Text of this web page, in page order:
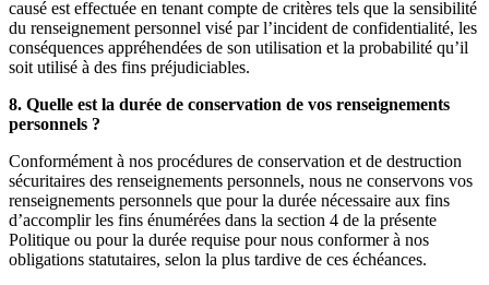
causé est effectuée en tenant compte de critères tels que la sensibilité
du renseignement personnel visé par l’incident de confidentialité, les
conséquences appréhendées de son utilisation et la probabilité qu’il
soit utilisé à des fins préjudiciables.
8. Quelle est la durée de conservation de vos renseignements
personnels ?
Conformément à nos procédures de conservation et de destruction
sécuritaires des renseignements personnels, nous ne conservons vos
renseignements personnels que pour la durée nécessaire aux fins
d’accomplir les fins énumérées dans la section 4 de la présente
Politique ou pour la durée requise pour nous conformer à nos
obligations statutaires, selon la plus tardive de ces échéances.